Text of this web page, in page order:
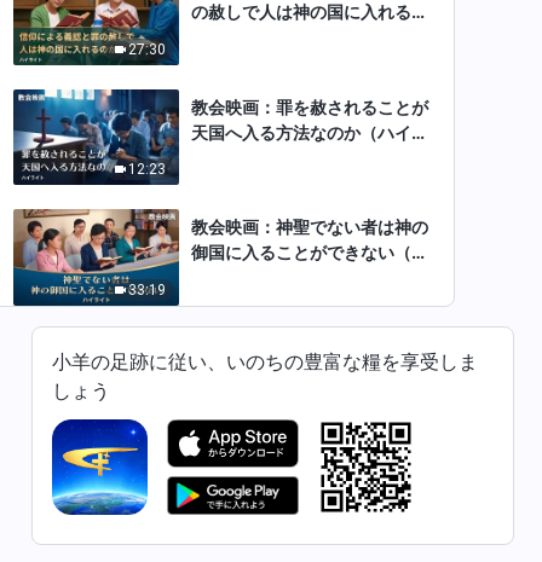
27:30
の赦しで人は神の国に入れるの
12:23
教会映画：罪を赦されることが
天国へ入る方法なのか（ハイラ
33:19
教会映画：神聖でない者は神の
御国に入ることができない（ハ
教会映画：主が戻られるとき、
私たちは即座に姿を変えて天国
ライト）
教会映画：人の堕落した性質を
神はどう清めるのか（ハイライ
ト）
小羊の足跡に従い、いのちの豊富な糧を享受しま
しょう